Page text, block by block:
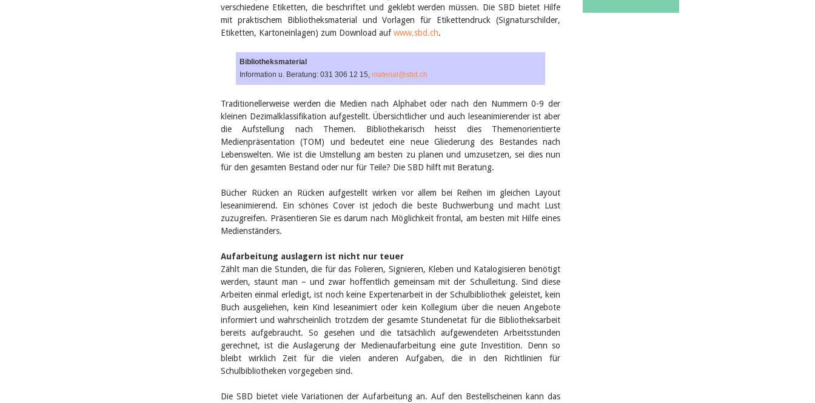
verschiedene Etiketten, die beschriftet und geklebt werden müssen. Die SBD bietet Hilfe
mit praktischem Bibliotheksmaterial und Vorlagen für Etikettendruck (Signaturschilder,
Etiketten, Kartoneinlagen) zum Download aufwww.sbd.ch.
Bibliotheksmaterial
Information u. Beratung: 031 306 12 15, material@sbd.ch
Traditionellerweise werden die Medien nach Alphabet oder nach den Nummern 0-9 der
kleinen Dezimalklassifikation aufgestellt. Übersichtlicher und auch leseanimierender ist aber
die Aufstellung nach Themen. Bibliothekarisch heisst dies Themenorientierte
Medienpräsentation (TOM) und bedeutet eine neue Gliederung des Bestandes nach
Lebenswelten. Wie ist die Umstellung am besten zu planen und umzusetzen, sei dies nun
für den gesamten Bestand oder nur für Teile? Die SBD hilft mit Beratung.
Bücher Rücken an Rücken aufgestellt wirken vor allem bei Reihen im gleichen Layout
leseanimierend. Ein schönes Cover ist jedoch die beste Buchwerbung und macht Lust
zuzugreifen. Präsentieren Sie es darum nach Möglichkeit frontal, am besten mit Hilfe eines
Medienständers.
Aufarbeitung auslagern ist nicht nur teuer
Zählt man die Stunden, die für das Folieren, Signieren, Kleben und Katalogisieren benötigt
werden, staunt man – und zwar hoffentlich gemeinsam mit der Schulleitung. Sind diese
Arbeiten einmal erledigt, ist noch keine Expertenarbeit in der Schulbibliothek geleistet, kein
Buch ausgeliehen, kein Kind leseanimiert oder kein Kollegium über die neuen Angebote
informiert und wahrscheinlich trotzdem der gesamte Stundenetat für die Bibliotheksarbeit
bereits aufgebraucht. So gesehen und die tatsächlich aufgewendeten Arbeitsstunden
gerechnet, ist die Auslagerung der Medienaufarbeitung eine gute Investition. Denn so
bleibt wirklich Zeit für die vielen anderen Aufgaben, die in den Richtlinien für
Schulbibliotheken vorgegeben sind.
Die SBD bietet viele Variationen der Aufarbeitung an. Auf den Bestellscheinen kann das